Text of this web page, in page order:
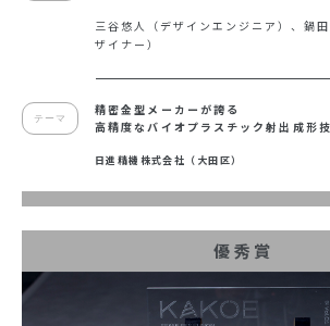
三谷悠人（デザインエンジニア）、鍋
ザイナー）
テーマ
精密金型メーカーが誇る
高精度なバイオプラスチック射出成形
日進精機株式会社（大田区）
優秀賞